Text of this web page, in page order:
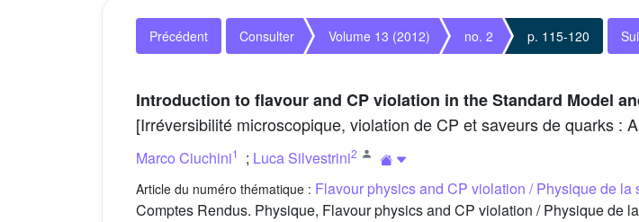
Précédent Consulter Volume 13 (2012) no. 2 p. 115-120
Introduction to flavour and CP violation in the Standard Model
[Irréversibilité microscopique, violation de CP et saveurs de quarks :
Marco Ciuchini1 ; Luca Silvestrini2
Article du numéro thématique : Flavour physics and CP violation / Physique de la
Comptes Rendus. Physique, Flavour physics and CP violation / Physique de